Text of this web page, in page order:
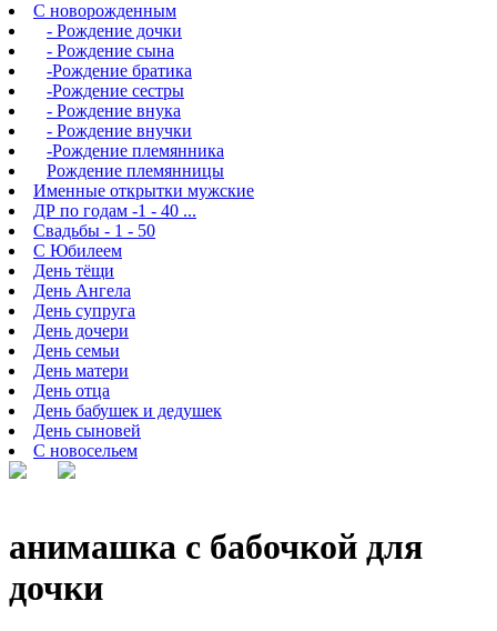
С новорожденным
- Рождение дочки
- Рождение сына
-Рождение братика
-Рождение сестры
- Рождение внука
- Рождение внучки
-Рождение племянника
Рождение племянницы
Именные открытки мужские
ДР по годам -1 - 40 ...
Свадьбы - 1 - 50
С Юбилеем
День тёщи
День Ангела
День супруга
День дочери
День семьи
День матери
День отца
День бабушек и дедушек
День сыновей
С новосельем
анимашка с бабочкой для
дочки